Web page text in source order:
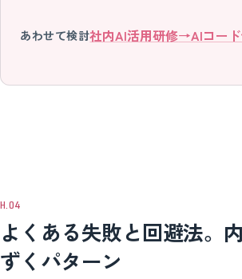
あわせて検討社内AI活用研修→AIコー
よくある失敗と回避法。
ずくパターン